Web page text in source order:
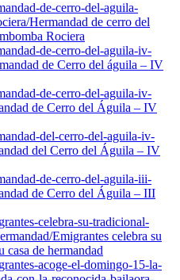
de-cerro-del-aguila-
Hermandad de cerro del
Rociera
de-cerro-del-aguila-iv-
de Cerro del águila – IV
de-cerro-del-aguila-iv-
de Cerro del Águila – IV
del-cerro-del-aguila-iv-
del Cerro del Águila – IV
de-cerro-del-aguila-iii-
de Cerro del Águila – III
celebra-su-tradicional-
Emigrantes celebra su
casa de hermandad
acoge-el-domingo-15-la-